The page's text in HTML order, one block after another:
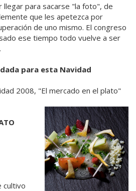
para sacarse "la foto", de
que les apetezca por
de uno mismo. El congreso
ese tiempo todo vuelve a ser
para esta Navidad
2008, "El mercado en el plato"
cultivo